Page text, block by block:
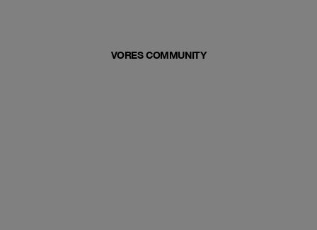
VORES COMMUNITY